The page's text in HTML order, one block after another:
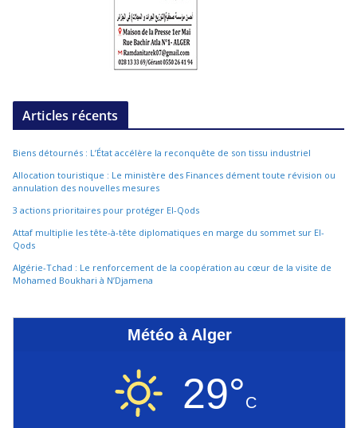
Articles récents
Biens détournés : L’État accélère la reconquête de son tissu industriel
Allocation touristique : Le ministère des Finances dément toute révision ou
annulation des nouvelles mesures
3 actions prioritaires pour protéger El-Qods
Attaf multiplie les tête-à-tête diplomatiques en marge du sommet sur El-
Qods
Algérie-Tchad : Le renforcement de la coopération au cœur de la visite de
Mohamed Boukhari à N’Djamena
Météo à Alger
29°C